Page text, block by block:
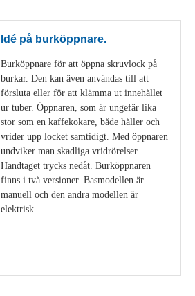
Idé på burköppnare.
Burköppnare för att öppna skruvlock på
burkar. Den kan även användas till att
försluta eller för att klämma ut innehållet
ur tuber. Öppnaren, som är ungefär lika
stor som en kaffekokare, både håller och
vrider upp locket samtidigt. Med öppnaren
undviker man skadliga vridrörelser.
Handtaget trycks nedåt. Burköppnaren
finns i två versioner. Basmodellen är
manuell och den andra modellen är
elektrisk.